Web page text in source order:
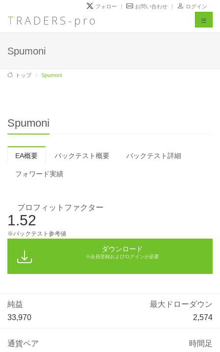
TRADERS-pro
フォロー お問い合わせ ログイン
Toggle
Spumoni
トップ Spumoni
Spumoni
EA概要 バックテスト概要 バックテスト詳細
フォワード実績
プロフィットファクター
1.52
※バックテスト参考値
ダウンロード
※会員登録およびログインが必要
純益
33,970
最大ドローダウン
2,574
通貨ペア
時間足